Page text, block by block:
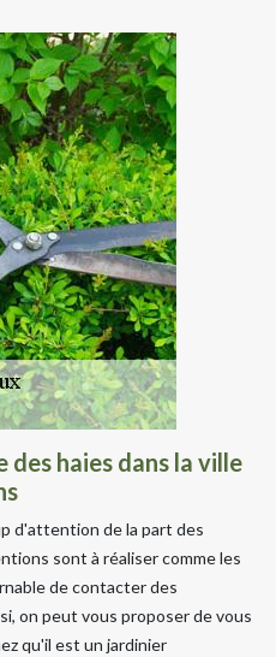
haies dans la ville
d'attention de la part des
sont à réaliser comme les
de contacter des
on peut vous proposer de vous
qu'il est un jardinier